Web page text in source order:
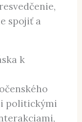
spojiť a
k
politickými